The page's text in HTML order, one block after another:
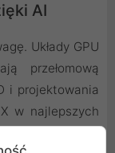
AI
Układy GPU
przełomową
i projektowania
w najlepszych